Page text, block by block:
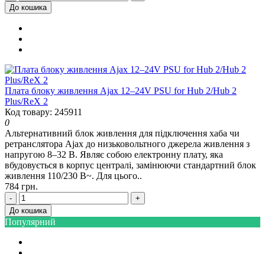
До кошика
Плата блоку живлення Ajax 12–24V PSU for Hub 2/Hub 2
Plus/ReX 2
Код товару: 245911
0
Альтернативний блок живлення для підключення хаба чи
ретранслятора Ajax до низьковольтного джерела живлення з
напругою 8–32 В. Являє собою електронну плату, яка
вбудовується в корпус централі, замінюючи стандартний блок
живлення 110/230 В~. Для цього..
784 грн.
-
+
До кошика
Популярний